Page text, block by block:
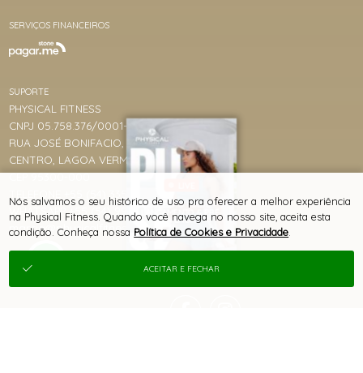
SERVIÇOS FINANCEIROS
SUPORTE
PHYSICAL FITNESS
CNPJ 05.758.376/0001-83
RUA JOSÉ BONIFACIO, 1020, 1020
CENTRO, LAGOA VERMELHA/RS
CEP 95300-000
TELEFONE +55 (54) 3358-8529
WHATSAPP +55 (54) 99963-3093
marcia@physicalfitness.com.br
COLEÇÃO PULSE -
LANÇAMENTO & PRÉ-
VENDA
Nós salvamos o seu histórico de uso pra oferecer a melhor experiência
na Physical Fitness. Quando você navega no nosso site, aceita esta
condição. Conheça nossa Política de Cookies e Privacidade
ACEITAR E FECHAR